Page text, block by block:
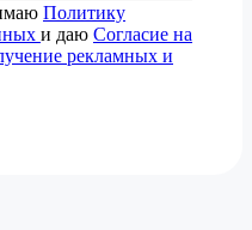
Политику
и даю Согласие на
рекламных и